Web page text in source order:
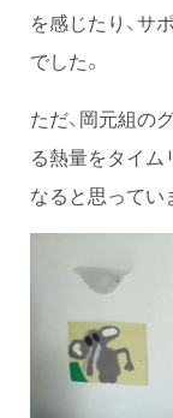
を感じたり、サ
でした。
ただ、岡元組の
る熱量をタイム
なると思ってい